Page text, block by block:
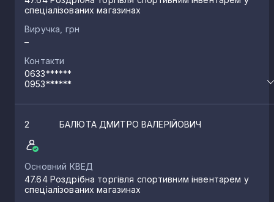
спеціалізованих магазинах
Виручка, грн
–
Контакти
0633******
0953******
2 БАЛЮТА ДМИТРО ВАЛЕРІЙОВИЧ
Основний КВЕД
47.64 Роздрібна торгівля спортивним інвентарем у
спеціалізованих магазинах